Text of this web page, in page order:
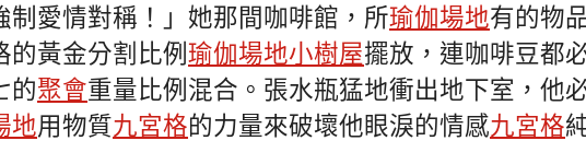
制愛情對稱！」她那間咖啡館，所瑜伽場地有的物
的黃金分割比例瑜伽場地小樹屋擺放，連咖啡豆都
的聚會重量比例混合。張水瓶猛地衝出地下室，他
地用物質九宮格的力量來破壞他眼淚的情感九宮格